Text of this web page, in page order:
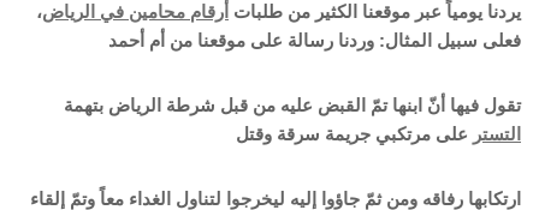
يردنا يومياً عبر موقعنا الكثير من طلبات أرقام محامين في الرياض،
فعلى سبيل المثال: وردنا رسالة على موقعنا من أم أحمد
تقول فيها أنّ ابنها تمّ القبض عليه من قبل شرطة الرياض بتهمة
التستر على مرتكبي جريمة سرقة وقتل
ارتكابها رفاقه ومن ثمّ جاؤوا إليه ليخرجوا لتناول الغداء معاً وتمّ إلقاء